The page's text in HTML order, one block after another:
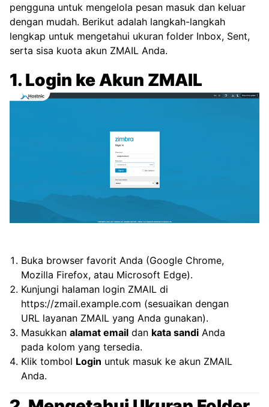
pengguna untuk mengelola pesan masuk dan keluar
dengan mudah. Berikut adalah langkah-langkah
lengkap untuk mengetahui ukuran folder Inbox, Sent,
serta sisa kuota akun ZMAIL Anda.
1. Login ke Akun ZMAIL
Buka browser favorit Anda (Google Chrome,
Mozilla Firefox, atau Microsoft Edge).
Kunjungi halaman login ZMAIL di
https://zmail.example.com (sesuaikan dengan
URL layanan ZMAIL yang Anda gunakan).
Masukkanalamat email dan kata sandi Anda
pada kolom yang tersedia.
Klik tombol Login untuk masuk ke akun ZMAIL
Anda.